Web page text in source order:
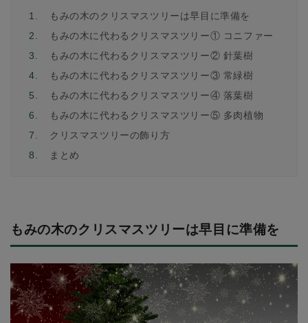
1.
もみの木のクリスマスツリーは早目に準備を
2.
もみの木に代わるクリスマスツリー① コニファー
3.
もみの木に代わるクリスマスツリー② 針葉樹
4.
もみの木に代わるクリスマスツリー③ 常緑樹
5.
もみの木に代わるクリスマスツリー④ 落葉樹
6.
もみの木に代わるクリスマスツリー⑤ 多肉植物
7.
クリスマスツリーの飾り方
8.
まとめ
もみの木のクリスマスツリーは早目に準備を